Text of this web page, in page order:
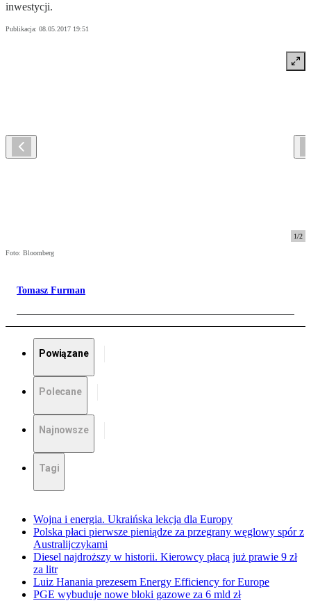
inwestycji.
Publikacja: 08.05.2017 19:51
1/2
Foto: Bloomberg
Tomasz Furman
Powiązane
Polecane
Najnowsze
Tagi
Wojna i energia. Ukraińska lekcja dla Europy
Polska płaci pierwsze pieniądze za przegrany węglowy spór z
Australijczykami
Diesel najdroższy w historii. Kierowcy płacą już prawie 9 zł
za litr
Luiz Hanania prezesem Energy Efficiency for Europe
PGE wybuduje nowe bloki gazowe za 6 mld zł